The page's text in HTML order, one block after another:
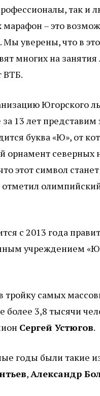
так и
– это
Мы уверены, что в
многих на
ВТБ.
Югорского
13 лет
буква «Ю», от
северных
этот символ
отметил
с 2013 года
учреждением
самых
3,8 тысячи
Сергей Устюгов.
годы были такие
,Александр